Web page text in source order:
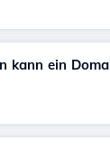
kann ein